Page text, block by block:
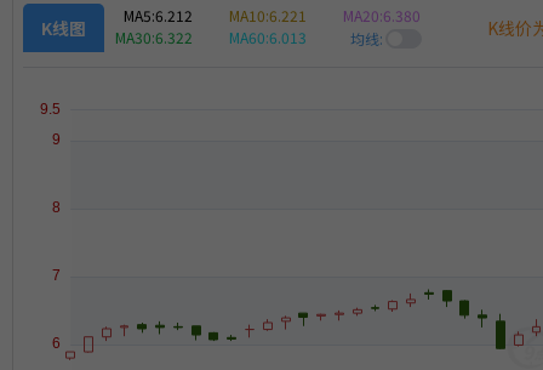
K线图
MA5:6.212 MA10:6.221 MA20:6.380
MA30:6.322 MA60:6.013 均线: K线价